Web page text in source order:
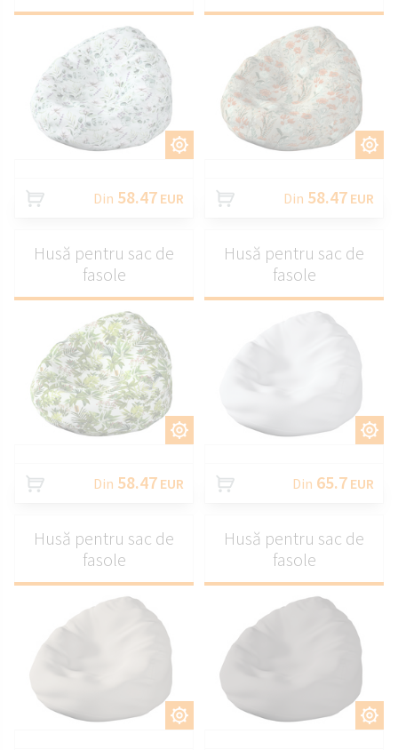
PERSONALIZAȚI
Din 58.47 EUR
PERSONALIZAȚI
Din 58.47 EUR
PERSONALIZAȚI
Husă pentru sac de
fasole
Din 58.47 EUR
PERSONALIZAȚI
Husă pentru sac de
fasole
Din 65.7 EUR
PERSONALIZAȚI
Husă pentru sac de
fasole
PERSONALIZAȚI
Husă pentru sac de
fasole